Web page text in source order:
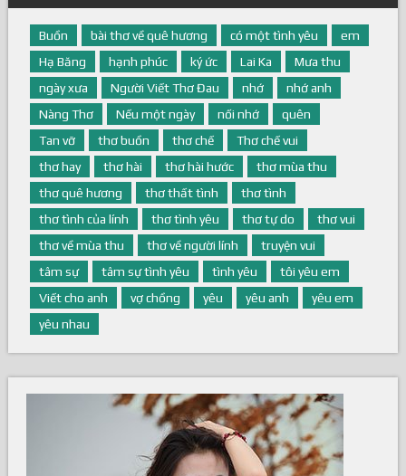
Buồn bài thơ về quê hương có một tình yêu
em
Hạ Băng
hạnh phúc ký ức Lai Ka
Mưa thu
ngày xưa
Người Viết Thơ Đau nhớ
nhớ anh
Nàng Thơ
Nếu một ngày nối nhớ
quên
Tan vỡ
thơ buồn thơ chế
Thơ chế vui
thơ hay
thơ hài thơ hài hước
thơ mùa thu
thơ quê hương
thơ thất tình
thơ tình
thơ tình của lính
thơ tình yêu thơ tự do
thơ vui
thơ về mùa thu
thơ về người lính
truyện vui
tâm sự
tâm sự tình yêu tình yêu
tôi yêu em
Viết cho anh
vợ chồng yêu yêu anh
yêu em
yêu nhau